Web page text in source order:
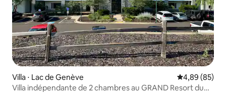
Villa ⋅ Lac de Genève Évaluation
4,89 (85)
Villa indépendante de 2 chambres au GRAND Resort du